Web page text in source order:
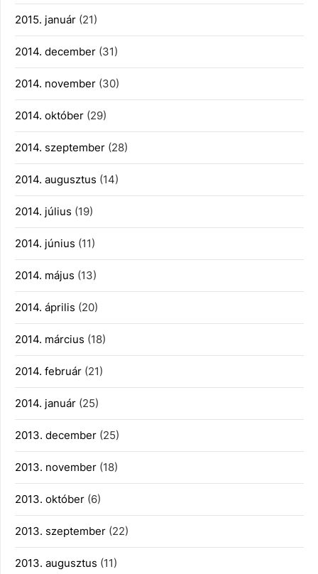
2015. január (21)
2014. december (31)
2014. november (30)
2014. október (29)
2014. szeptember (28)
2014. augusztus (14)
2014. július (19)
2014. június (11)
2014. május (13)
2014. április (20)
2014. március (18)
2014. február (21)
2014. január (25)
2013. december (25)
2013. november (18)
2013. október (6)
2013. szeptember (22)
2013. augusztus (11)